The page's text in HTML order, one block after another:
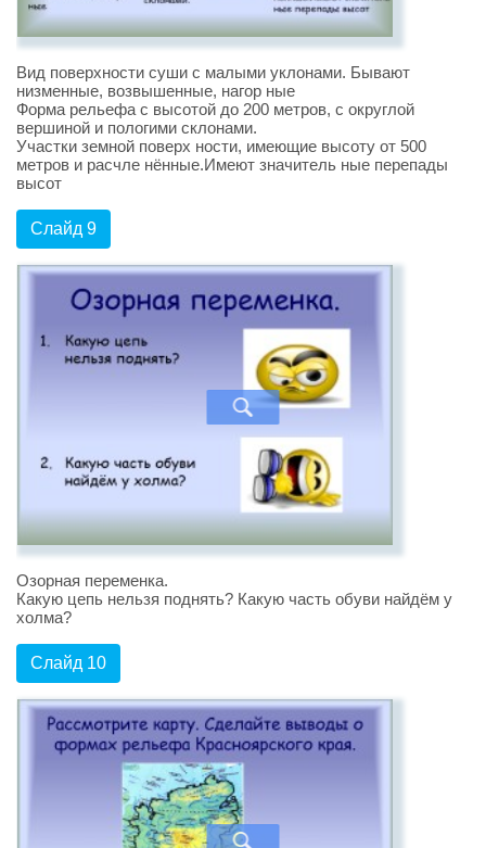
Вид поверхности суши с малыми уклонами. Бывают
низменные, возвышенные, нагор ные
Форма рельефа с высотой до 200 метров, с округлой
вершиной и пологими склонами.
Участки земной поверх ности, имеющие высоту от 500
метров и расчле нённые.Имеют значитель ные перепады
высот
Слайд 9
Озорная переменка.
Какую цепь нельзя поднять? Какую часть обуви найдём у
холма?
Слайд 10